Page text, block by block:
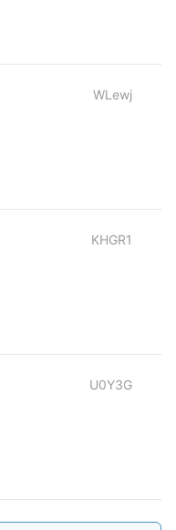
WLewj
KHGR1
U0Y3G